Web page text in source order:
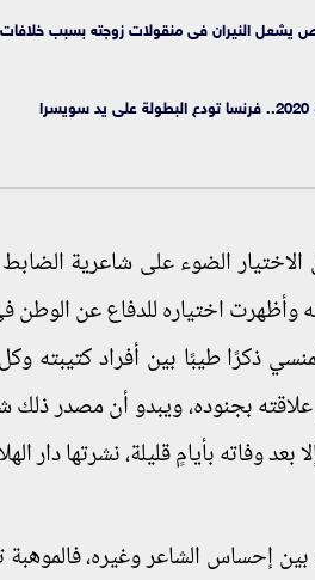
النيران فى منقولات زوجته بسبب خلافات
اختياره للدفاع عن الوطن
ذكرًا طيبًا بين أفراد كتيبته
علاقته بجنوده، ويبدو أن مصدر
بعد وفاته بأيامٍ قليلة، نشرتها دار
بين إحساس الشاعر وغيره،